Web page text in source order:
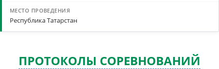
Республика Татарстан
ПРОТОКОЛЫ СОРЕВНОВАНИЙ